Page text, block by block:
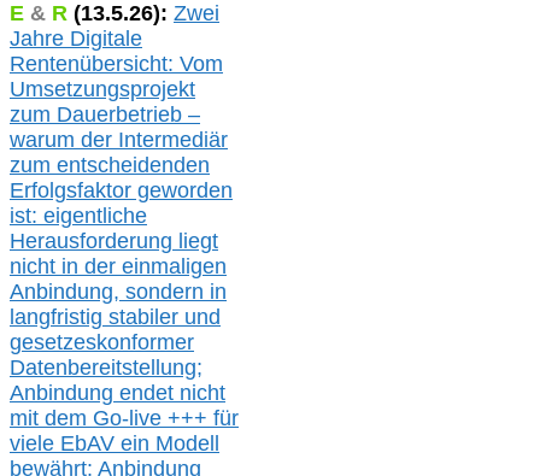
E & R (13.5.26): Zwei
Jahre Digitale
Rentenübersicht: Vom
Umsetzungsprojekt
zum Dauerbetrieb –
warum der Intermediär
zum entscheidenden
Erfolgsfaktor geworden
ist: eigentliche
Herausforderung liegt
nicht in der einmaligen
Anbindung, sondern in
langfristig stabiler und
gesetzeskonformer
Datenbereitstellung;
Anbindung endet nicht
mit dem Go-live +++ für
viele EbAV ein Modell
bewährt: Anbindung